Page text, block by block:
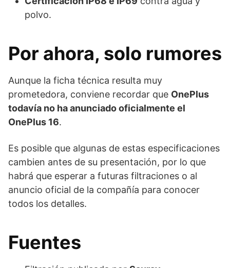
polvo.
Por ahora, solo rumores
Aunque la ficha técnica resulta muy
prometedora, conviene recordar que OnePlus
todavía no ha anunciado oficialmente el
OnePlus 16.
Es posible que algunas de estas especificaciones
cambien antes de su presentación, por lo que
habrá que esperar a futuras filtraciones o al
anuncio oficial de la compañía para conocer
todos los detalles.
Fuentes